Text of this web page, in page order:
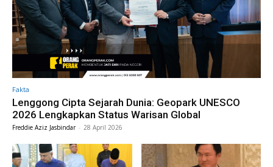
Fakta
Lenggong Cipta Sejarah Dunia: Geopark UNESCO
2026 Lengkapkan Status Warisan Global
Freddie Aziz Jasbindar - 28 April 2026